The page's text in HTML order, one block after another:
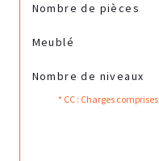
Nombre de pièces
Meublé
Nombre de niveaux
* CC : Charges comprises